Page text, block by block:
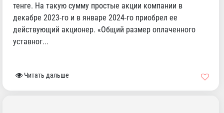
тенге. На такую сумму простые акции компании в
декабре 2023-го и в январе 2024-го приобрел ее
действующий акционер. «Общий размер оплаченного
уставног...
Читать дальше